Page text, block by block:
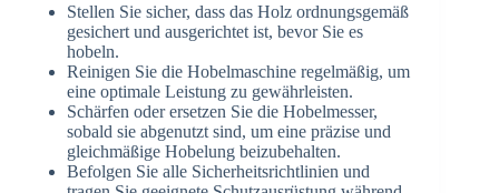
Stellen Sie sicher, dass das Holz ordnungsgemäß
gesichert und ausgerichtet ist, bevor Sie es
hobeln.
Reinigen Sie die Hobelmaschine regelmäßig, um
eine optimale Leistung zu gewährleisten.
Schärfen oder ersetzen Sie die Hobelmesser,
sobald sie abgenutzt sind, um eine präzise und
gleichmäßige Hobelung beizubehalten.
Befolgen Sie alle Sicherheitsrichtlinien und